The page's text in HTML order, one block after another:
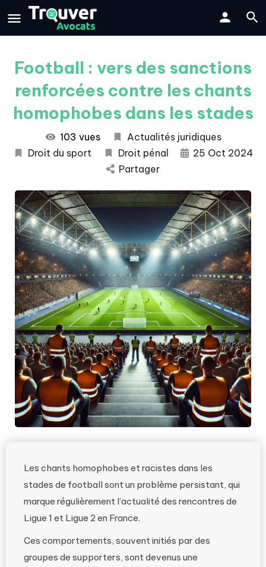
Football : vers des sanctions
renforcées contre les chants
homophobes dans les stades
103 vues
Actualités juridiques
Droit du sport
Droit pénal
25 Oct 2024
Partager
Les chants homophobes et racistes dans les
stades de football sont un problème persistant, qui
marque régulièrement l’actualité des rencontres de
Ligue 1 et Ligue 2 en France.
Ces comportements, souvent initiés par des
groupes de supporters, sont devenus une